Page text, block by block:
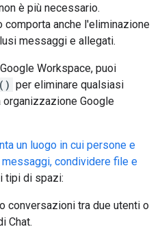
è più necessario.
anche l'eliminazione
messaggi e allegati.
Workspace, puoi
per eliminare qualsiasi
Google
un luogo in cui persone e
condividere file e
tipi di spazi:
conversazioni tra due utenti o
Chat.